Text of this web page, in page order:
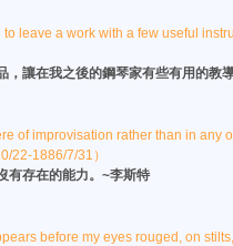
leave a work with a few useful
讓在我之後的鋼琴家有些有用的教
of improvisation rather than in any
22-1886/7/31）
有存在的能力。~李斯特
before my eyes rouged, on